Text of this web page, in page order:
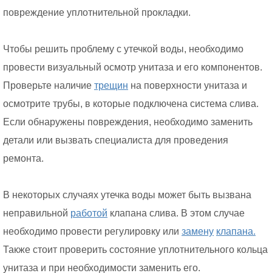
повреждение уплотнительной прокладки.
Чтобы решить проблему с утечкой воды, необходимо
провести визуальный осмотр унитаза и его компонентов.
Проверьте наличие трещин на поверхности унитаза и
осмотрите трубы, в которые подключена система слива.
Если обнаружены повреждения, необходимо заменить
детали или вызвать специалиста для проведения
ремонта.
В некоторых случаях утечка воды может быть вызвана
неправильной работой клапана слива. В этом случае
необходимо провести регулировку или замену клапана.
Также стоит проверить состояние уплотнительного кольца
унитаза и при необходимости заменить его.